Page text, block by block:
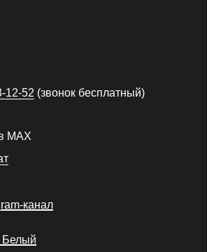
канал
Белый
MAX
12-52 (звонок бесплатный)